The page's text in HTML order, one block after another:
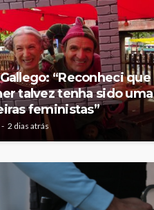
“Reconheci que
talvez tenha sido uma
feministas”
2 dias atrás